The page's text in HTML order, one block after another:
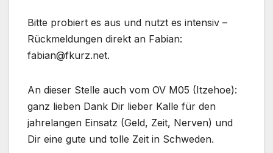
Bitte probiert es aus und nutzt es intensiv –
Rückmeldungen direkt an Fabian:
fabian@fkurz.net.
An dieser Stelle auch vom OV M05 (Itzehoe):
ganz lieben Dank Dir lieber Kalle für den
jahrelangen Einsatz (Geld, Zeit, Nerven) und
Dir eine gute und tolle Zeit in Schweden.